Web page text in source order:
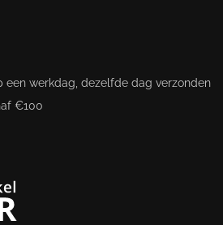
een werkdag, dezelfde dag verzonden
€100